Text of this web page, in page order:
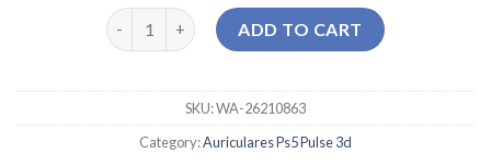
auriculares ps5 pulse 3d quantity
ADD TO CART
SKU:WA-26210863
Category:Auriculares Ps5 Pulse 3d